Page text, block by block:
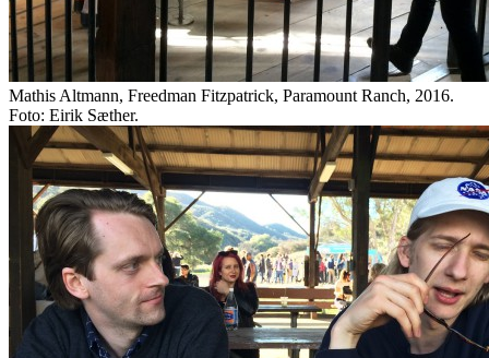
Mathis Altmann, Freedman Fitzpatrick, Paramount Ranch, 2016.
Foto: Eirik Sæther.